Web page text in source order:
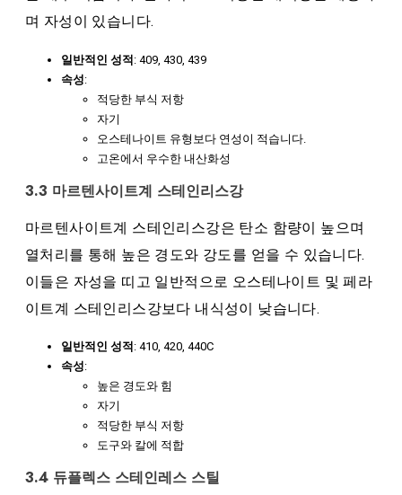
며 자성이 있습니다.
일반적인 성적: 409, 430, 439
속성:
적당한 부식 저항
자기
오스테나이트 유형보다 연성이 적습니다.
고온에서 우수한 내산화성
3.3 마르텐사이트계 스테인리스강
마르텐사이트계 스테인리스강은 탄소 함량이 높으며
열처리를 통해 높은 경도와 강도를 얻을 수 있습니다.
이들은 자성을 띠고 일반적으로 오스테나이트 및 페라
이트계 스테인리스강보다 내식성이 낮습니다.
일반적인 성적 : 410, 420, 440C
속성:
높은 경도와 힘
자기
적당한 부식 저항
도구와 칼에 적합
3.4 듀플렉스 스테인레스 스틸